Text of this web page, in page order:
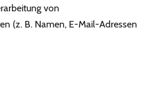
von
(z. B. Namen, E-Mail-Adressen